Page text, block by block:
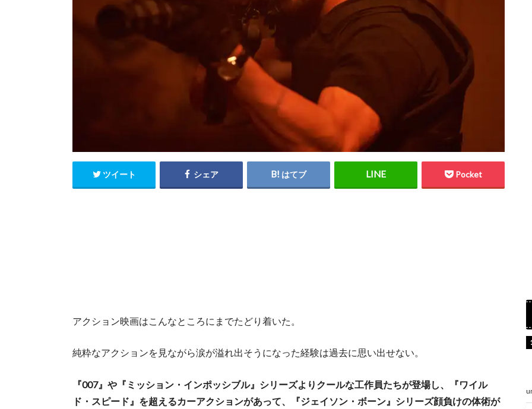
ツイート シェア はてブ Pocket
アクション映画はこんなところにまでたどり着いた。
純粋なアクションを見ながら涙が溢れ出そうになった経験は過去に思い出せない。
『007』や『ミッション・インポッシブル』シリーズよりクールな工作員たちが登場し、『ワイル
ド・スピード』を超えるカーアクションがあって、『ジェイソン・ボーン』シリーズ顔負けの体術が